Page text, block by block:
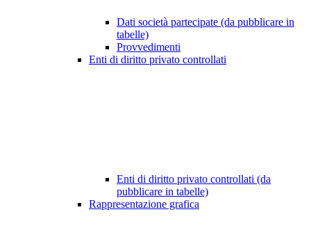
Dati società partecipate (da pubblicare in
tabelle)
Provvedimenti
Enti di diritto privato controllati
Enti di diritto privato controllati (da
pubblicare in tabelle)
Rappresentazione grafica